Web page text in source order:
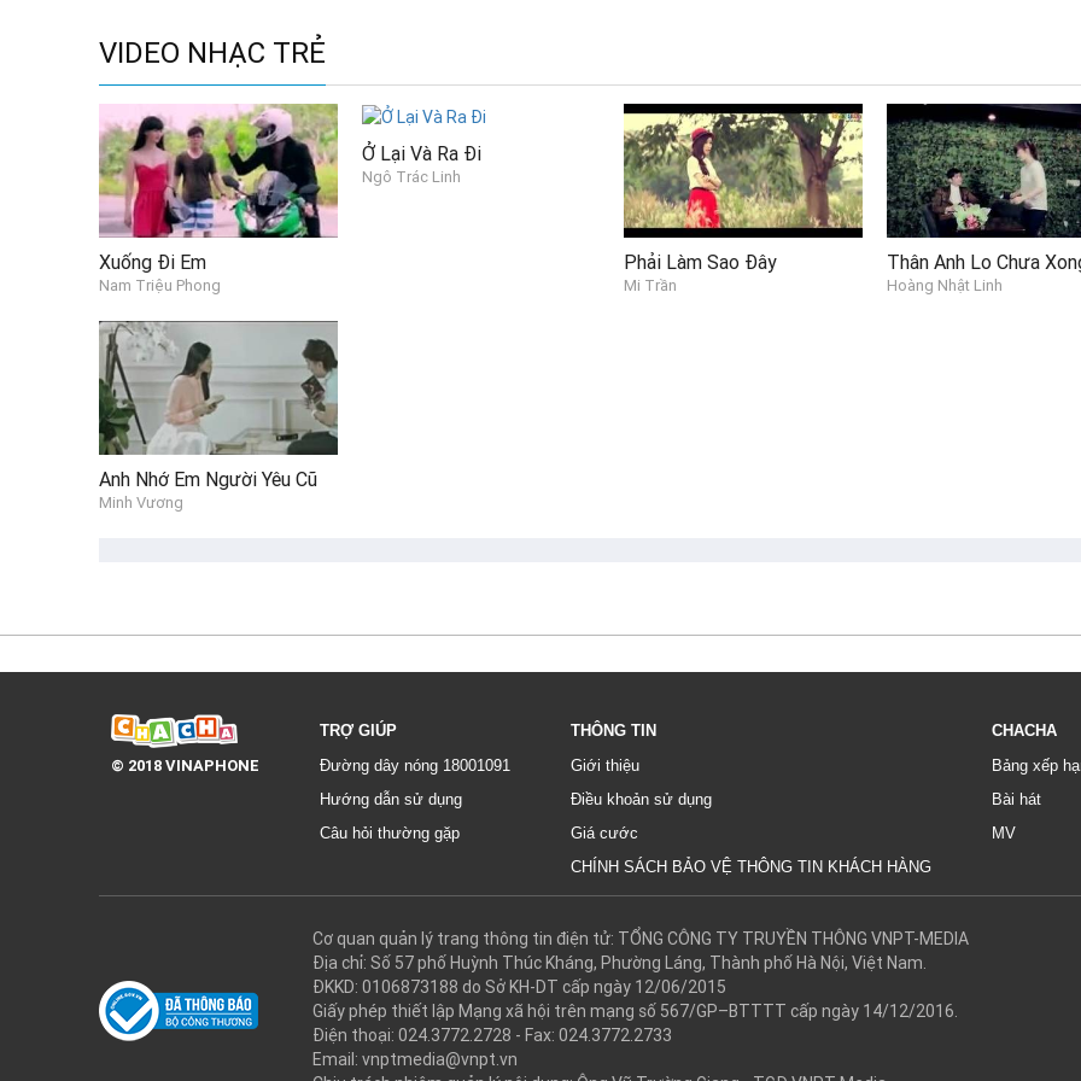
Một vé đi tuổi thơ sao khó quá người ơi
Bởi bây giờ đây chúng ta lớn rồi, thành em, thành bạn và thành cả tôi, cùng chung ước mơ trở về
VIDEO NHẠC TRẺ
Xuống Đi Em
Nam Triệu Phong
Ở Lại Và Ra Đi
Ngô Trác Linh
Phải Làm Sao Đây
Mi Trần
Thân Anh Lo Chưa
Hoàng Nhật Linh
Anh Nhớ Em Người Yêu Cũ
Minh Vương
© 2018 VINAPHONE
TRỢ GIÚP
Đường dây nóng 18001091
Hướng dẫn sử dụng
Câu hỏi thường gặp
THÔNG TIN
Giới thiệu
Điều khoản sử dụng
Giá cước
CHÍNH SÁCH BẢO VỆ THÔNG TIN KHÁCH HÀNG
CHACHA
Bảng xếp
Bài hát
MV
Cơ quan quản lý trang thông tin điện tử: TỔNG CÔNG TY TRUYỀN THÔNG VNPT-MEDIA
Địa chỉ: Số 57 phố Huỳnh Thúc Kháng, Phường Láng, Thành phố Hà Nội, Việt Nam.
ĐKKD: 0106873188 do Sở KH-DT cấp ngày 12/06/2015
Giấy phép thiết lập Mạng xã hội trên mạng số 567/GP–BTTTT cấp ngày 14/12/2016.
Điện thoại: 024.3772.2728 - Fax: 024.3772.2733
Email: vnptmedia@vnpt.vn